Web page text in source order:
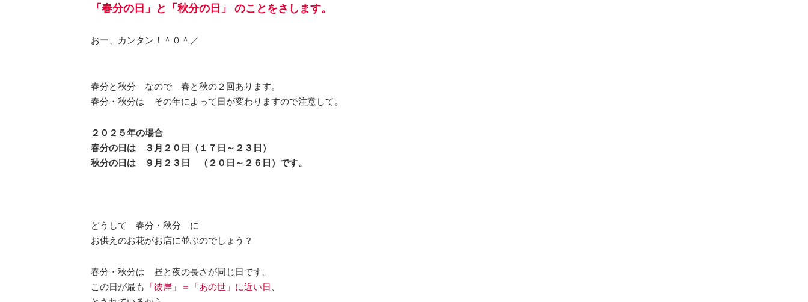
「春分の日」と「秋分の日」 のことをさします。
おー、カンタン！＾０＾／
春分と秋分 なので 春と秋の２回あります。
春分・秋分は その年によって日が変わりますので注意して。
２０２５年の場合
春分の日は ３月２０日（１７日～２３日）
秋分の日は ９月２３日 （２０日～２６日）です。
どうして 春分・秋分 に
お供えのお花がお店に並ぶのでしょう？
春分・秋分は 昼と夜の長さが同じ日です。
この日が最も
「彼岸」＝「あの世」に近い日